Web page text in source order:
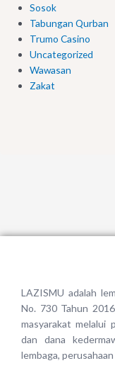
Sosok
Tabungan Qurban
Trumo Casino
Uncategorized
Wawasan
Zakat
LAZISMU adalah
No. 730 Tahun
masyarakat melalui
dan dana
lembaga,